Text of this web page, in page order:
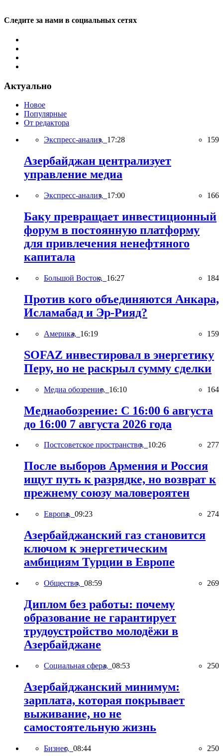
Следите за нами в социальных сетях
Актуально
Новое
Популярные
От редактора
Экспресс-анализ, 17:28 159
Азербайджан централизует
управление медиа
Экспресс-анализ, 17:00 166
Баку превращает инвестиционный
форум в постоянную платформу
для привлечения ненефтяного
капитала
Большой Восток, 16:27 184
Против кого объединяются Анкара,
Исламабад и Эр-Рияд?
Америка, 16:19 159
SOFAZ инвестировал в энергетику
Перу, но не раскрыл сумму сделки
Медиа обозрение, 16:10 164
Медиаобозрение: С 16:00 6 августа
до 16:00 7 августа 2026 года
Постсоветское пространство, 10:26 277
После выборов Армения и Россия
ищут путь к разрядке, но возврат к
прежнему союзу маловероятен
Европа, 09:23 274
Азербайджанский газ становится
ключом к энергетическим
амбициям Турции в Европе
Общество, 08:59 269
Диплом без работы: почему
образование не гарантирует
трудоустройство молодёжи в
Азербайджане
Социальная сфера, 08:53 250
Азербайджанский минимум:
зарплата, которая покрывает
выживание, но не
самостоятельную жизнь
Бизнес, 08:44 250